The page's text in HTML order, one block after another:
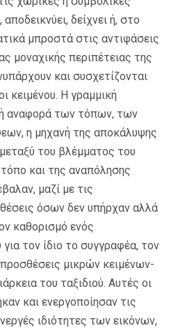
δείχνει ή, στο
μπροστά στις αντιφάσεις
μοναχικής περιπέτειας της
και συσχετίζονται
κειμένου. Η γραμμική
αναφορά των τόπων, των
η μηχανή της αποκάλυψης
του βλέμματος του
και της αναπόλησης
μαζί με τις
όσων δεν υπήρχαν αλλά
καθορισμό ενός
τον ίδιο το συγγραφέα, τον
μικρών κειμένων-
του ταξιδιού. Αυτές οι
και ενεργοποίησαν τις
ιδιότητες των εικόνων,